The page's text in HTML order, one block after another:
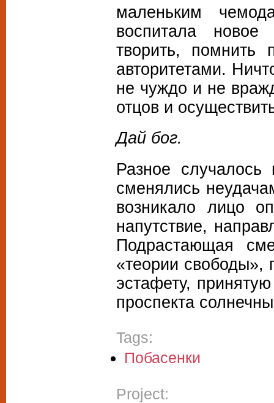
маленьким
воспитала
творить,
авторитетами.
не чуждо и не
отцов и
Дай бог.
Разное
сменялись
возникало лицо
напутствие,
Подрастающая
«теории свободы»,
эстафету,
проспекта
Tags:
Побасенки
Project: